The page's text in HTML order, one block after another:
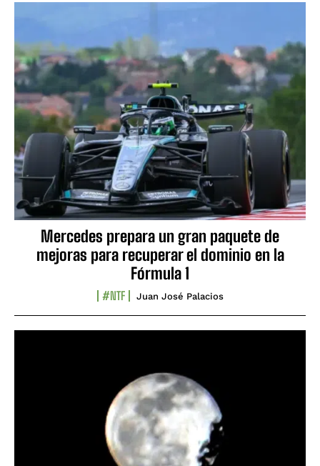
Mercedes prepara un gran paquete de
mejoras para recuperar el dominio en la
Fórmula 1
#NTF Juan José Palacios